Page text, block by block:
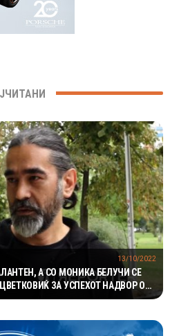
А СО МОНИКА БЕЛУЧИ СЕ
ЗА УСПЕХОТ НАДВОР ОД
13/10/2022